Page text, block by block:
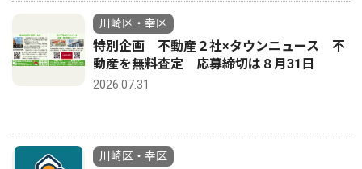
川崎区・幸区
特別企画 不動産２社×タウンニュース 不
動産を無料査定 応募締切は８月31日
2026.07.31
川崎区・幸区